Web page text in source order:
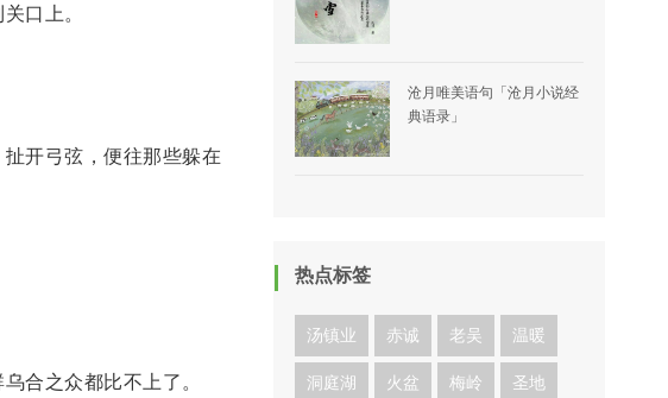
口上。
开弓弦，便往那些躲在
合之众都比不上了。
沧月唯美语句「沧月小说经
典语录」
热点标签
汤镇业 赤诚 老吴 温暖
洞庭湖 火盆 梅岭 圣地